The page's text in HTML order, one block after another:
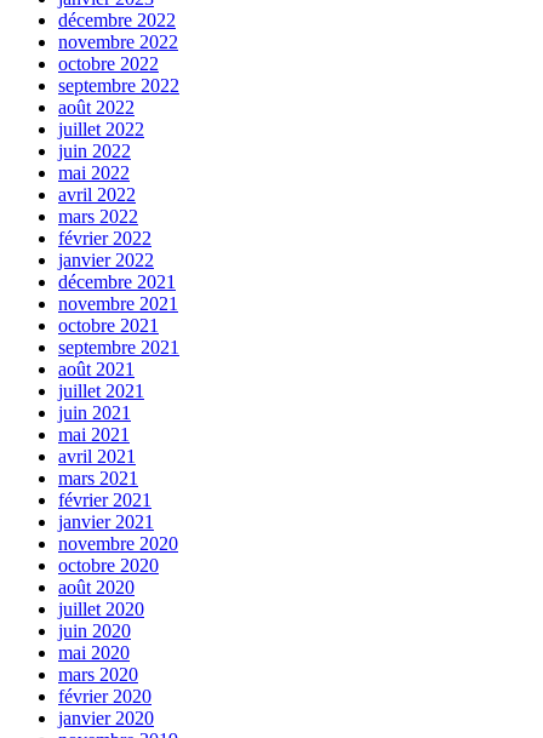
décembre 2022
novembre 2022
octobre 2022
septembre 2022
août 2022
juillet 2022
juin 2022
mai 2022
avril 2022
mars 2022
février 2022
janvier 2022
décembre 2021
novembre 2021
octobre 2021
septembre 2021
août 2021
juillet 2021
juin 2021
mai 2021
avril 2021
mars 2021
février 2021
janvier 2021
novembre 2020
octobre 2020
août 2020
juillet 2020
juin 2020
mai 2020
mars 2020
février 2020
janvier 2020